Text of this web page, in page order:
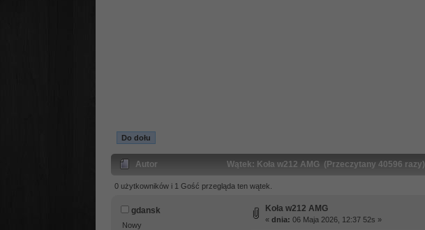
Do dołu
Autor Wątek: Koła w212 AMG (Przeczytany 40596 razy)
0 użytkowników i 1 Gość przegląda ten wątek.
gdansk
Nowy
Koła w212 AMG
« dnia: 06 Maja 2026, 12:37 52s »